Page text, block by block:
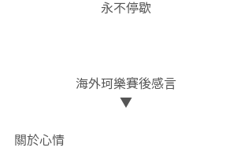
永不停歇
海外珂樂賽後感言
▼
關於心情